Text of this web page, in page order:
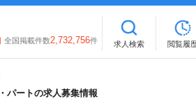
全国掲載件数2,732,756件 求人検索 閲覧履
パートの求人募集情報